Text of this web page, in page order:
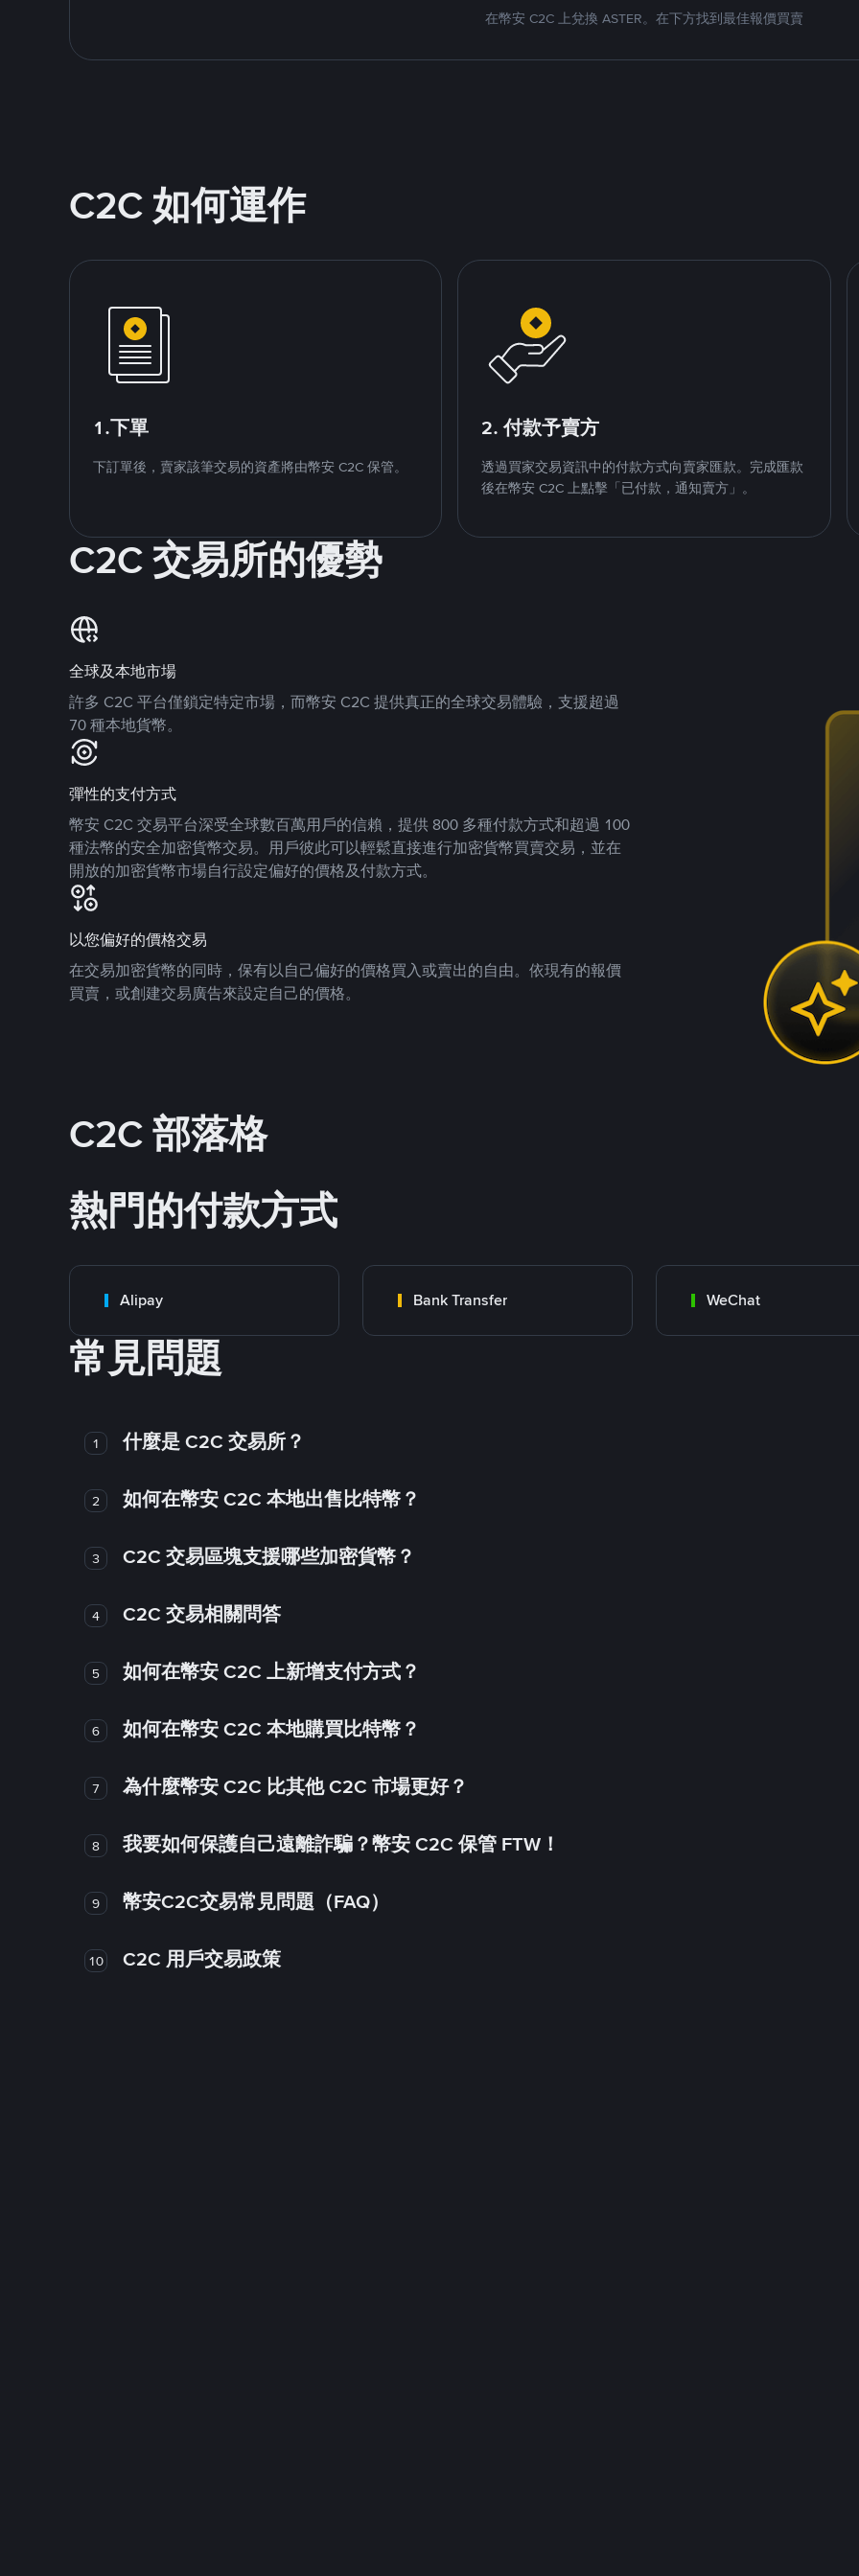
在幣安 C2C 上兌換 ASTER。在下方找到最佳報價買賣
C2C 如何運作
1.下單
下訂單後，賣家該筆交易的資產將由幣安 C2C 保管。
2. 付款予賣方
透過買家交易資訊中的付款方式向賣家匯款。完成匯款
後在幣安 C2C 上點擊「已付款，通知賣方」。
C2C 交易所的優勢
全球及本地市場
許多 C2C 平台僅鎖定特定市場，而幣安 C2C 提供真正的全球交易體驗，支援超過
70 種本地貨幣。
彈性的支付方式
幣安 C2C 交易平台深受全球數百萬用戶的信賴，提供 800 多種付款方式和超過 100
種法幣的安全加密貨幣交易。用戶彼此可以輕鬆直接進行加密貨幣買賣交易，並在
開放的加密貨幣市場自行設定偏好的價格及付款方式。
以您偏好的價格交易
在交易加密貨幣的同時，保有以自己偏好的價格買入或賣出的自由。依現有的報價
買賣，或創建交易廣告來設定自己的價格。
C2C 部落格
熱門的付款方式
Alipay Bank Transfer WeChat
常見問題
1 什麼是 C2C 交易所？
2 如何在幣安 C2C 本地出售比特幣？
3 C2C 交易區塊支援哪些加密貨幣？
4 C2C 交易相關問答
5 如何在幣安 C2C 上新增支付方式？
6 如何在幣安 C2C 本地購買比特幣？
7 為什麼幣安 C2C 比其他 C2C 市場更好？
8 我要如何保護自己遠離詐騙？幣安 C2C 保管 FTW！
9 幣安C2C交易常見問題（FAQ）
10 C2C 用戶交易政策